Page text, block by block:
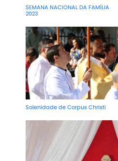
SEMANA NACIONAL DA FAMÍLIA
2023
Solenidade de Corpus Christi